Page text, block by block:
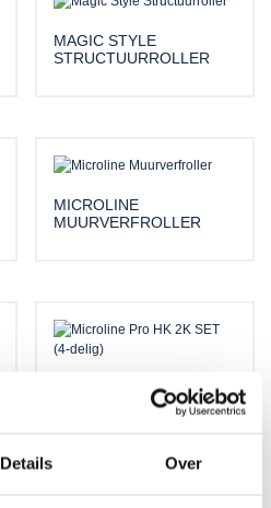
Details Over
MAGIC STYLE
STRUCTUURROLLER
MICROLINE
MUURVERFROLLER
MICROLINE PRO HK 2K
SET (4-DELIG)